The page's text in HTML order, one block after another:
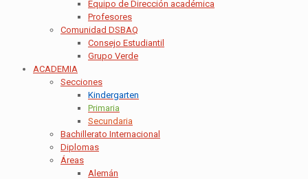
Equipo de Dirección académica
Profesores
Comunidad DSBAQ
Consejo Estudiantil
Grupo Verde
ACADEMIA
Secciones
Kindergarten
Primaria
Secundaria
Bachillerato Internacional
Diplomas
Áreas
Alemán